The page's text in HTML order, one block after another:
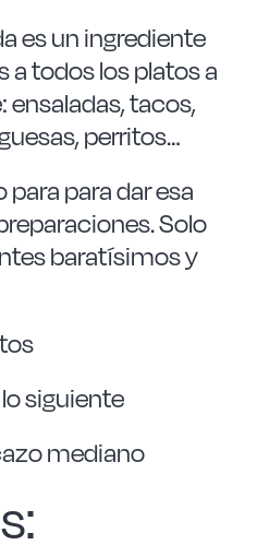
es un ingrediente
a todos los platos a
ensaladas, tacos,
perritos…
para dar esa
Solo
baratísimos y
siguiente
mediano